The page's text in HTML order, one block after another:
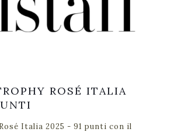
ROSÉ ITALIA
Italia 2025 - 91 punti con il